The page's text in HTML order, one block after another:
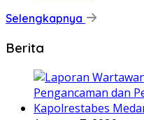
Selengkapnya
Berita